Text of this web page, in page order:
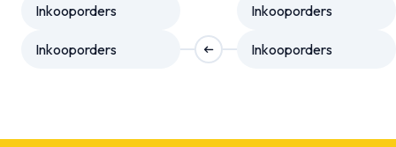
Inkooporders Inkooporders
Inkooporders arrow_right_alt Inkooporders